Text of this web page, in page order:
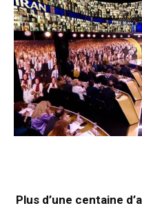
Plus d’une centaine